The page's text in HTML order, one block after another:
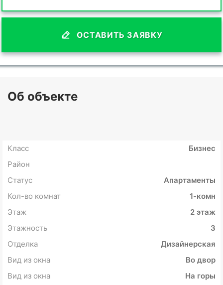
ОСТАВИТЬ ЗАЯВКУ
Об объекте
Класс
Бизнес
Район
Статус
Апартаменты
Кол-во комнат
1-комн
Этаж
2 этаж
Этажность
3
Отделка
Дизайнерская
Вид из окна
Во двор
Вид из окна
На горы